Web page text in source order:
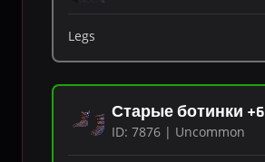
Legs
Старые ботинки +6
ID: 7876 | Uncommon